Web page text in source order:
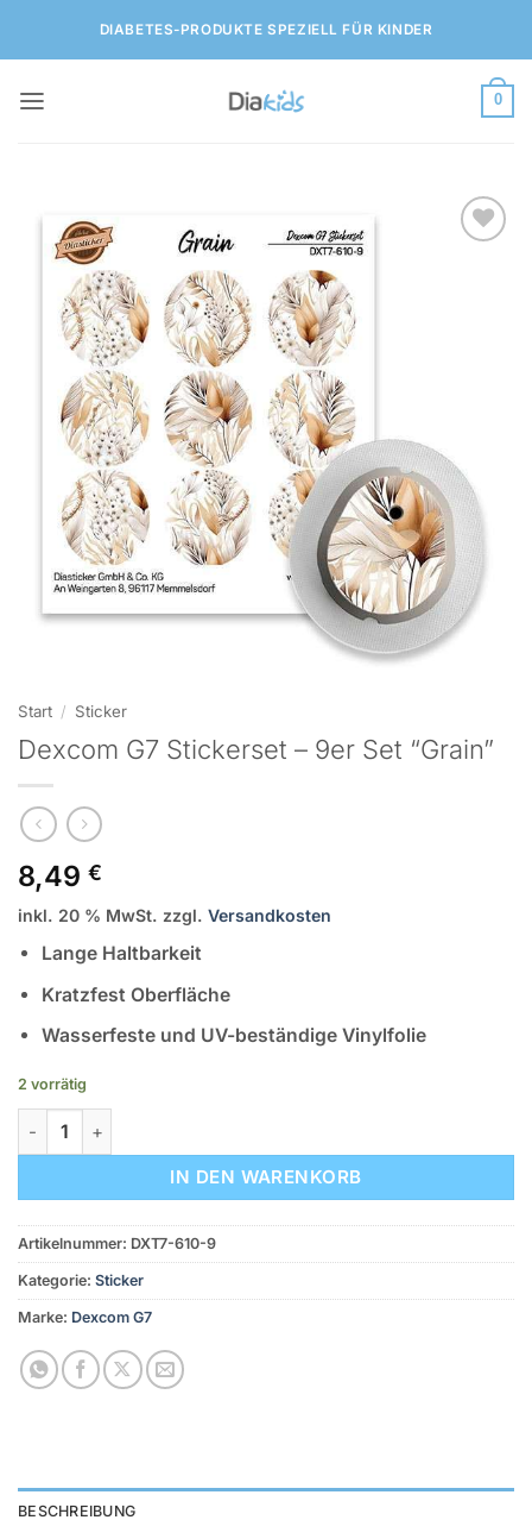
DIABETES-PRODUKTE SPEZIELL FÜR KINDER
0
Start / Sticker
Dexcom G7 Stickerset – 9er Set “Grain”
8,49 €
inkl. 20 % MwSt. zzgl. Versandkosten
Lange Haltbarkeit
Kratzfest Oberfläche
Wasserfeste und UV-beständige Vinylfolie
2 vorrätig
Dexcom G7 Stickerset - 9er Set "Grain" Menge
IN DEN WARENKORB
Artikelnummer: DXT7-610-9
Kategorie: Sticker
Marke: Dexcom G7
BESCHREIBUNG